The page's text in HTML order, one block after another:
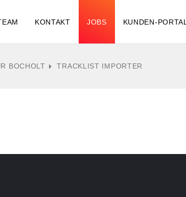
KONTAKT JOBS KUNDEN-PORTAL
BOCHOLT TRACKLIST IMPORTER